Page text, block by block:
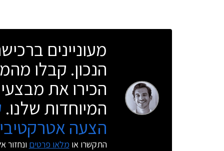
מעוניינים
הנכון. קבלו
הכירו את
המיוחדות שלנו.
הצעה
התקשרו או מלאו פרטים ונחזור